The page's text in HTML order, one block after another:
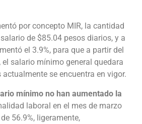
por concepto MIR, la cantidad
de $85.04 pesos diarios, y a
el 3.9%, para que a partir del
el salario mínimo general quedara
se encuentra en vigor.
mínimo no han aumentado la
laboral en el mes de marzo
56.9%, ligeramente,